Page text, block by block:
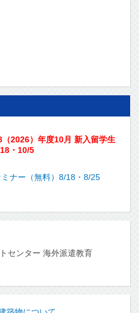
（2026）年度10月 新入留学生
・10/5
ナー（無料）8/18・8/25
センター 海外派遣教育